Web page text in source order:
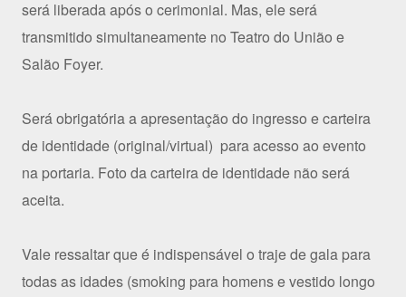
será liberada após o cerimonial. Mas, ele será
transmitido simultaneamente no Teatro do União e
Salão Foyer.
Será obrigatória a apresentação do ingresso e carteira
de identidade (original/virtual) para acesso ao evento
na portaria. Foto da carteira de identidade não será
aceita.
Vale ressaltar que é indispensável o traje de gala para
todas as idades (smoking para homens e vestido longo